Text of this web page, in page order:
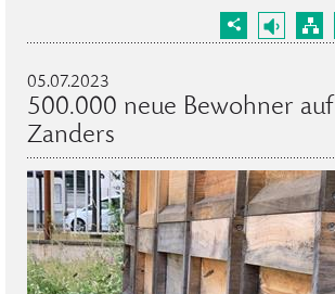
05.07.2023
500.000 neue Bewohner auf
Zanders